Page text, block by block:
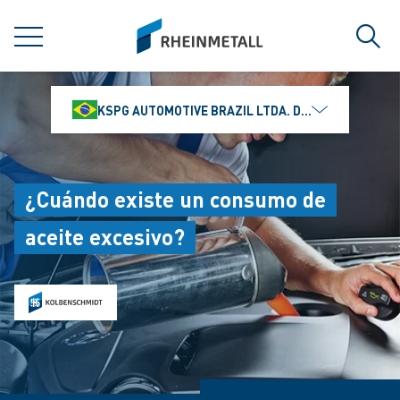
MENÚ
siteLogo
KSPG AUTOMOTIVE BRAZIL LTDA. DIVISÃO MS
¿Cuándo existe un consumo de
aceite excesivo?